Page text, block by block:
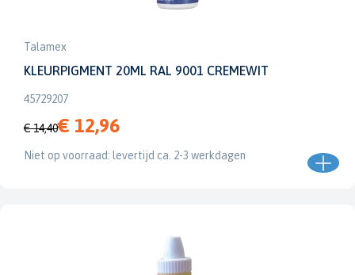
Talamex
KLEURPIGMENT 20ML RAL 9001 CREMEWIT
45729207
€ 14,40€ 12,96
Niet op voorraad: levertijd ca. 2-3 werkdagen